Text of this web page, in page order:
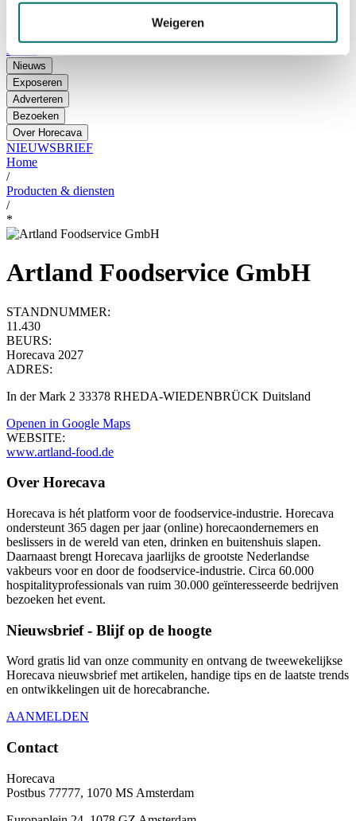
Weigeren
English
Home
Nieuws
Exposeren
Adverteren
Bezoeken
Over Horecava
NIEUWSBRIEF
Home
/
Producten & diensten
/
*
Artland Foodservice GmbH
STANDNUMMER:
11.430
BEURS:
Horecava 2027
ADRES:
In der Mark 2 33378 RHEDA-WIEDENBRÜCK Duitsland
Openen in Google Maps
WEBSITE:
www.artland-food.de
Over Horecava
Horecava is hét platform voor de foodservice-industrie. Horecava
ondersteunt 365 dagen per jaar (online) horecaondernemers en
beslissers in de wereld van eten, drinken en buitenshuis slapen.
Daarnaast brengt Horecava jaarlijks de grootste Nederlandse
vakbeurs voor en door de foodservice-industrie. Circa 60.000
hospitalityprofessionals van ruim 30.000 geïnteresseerde bedrijven
bezoeken het event.
Nieuwsbrief - Blijf op de hoogte
Word gratis lid van onze community en ontvang de tweewekelijkse
Horecava nieuwsbrief met artikelen, handige tips en de laatste trends
en ontwikkelingen uit de horecabranche.
AANMELDEN
Contact
Horecava
Postbus 77777, 1070 MS Amsterdam